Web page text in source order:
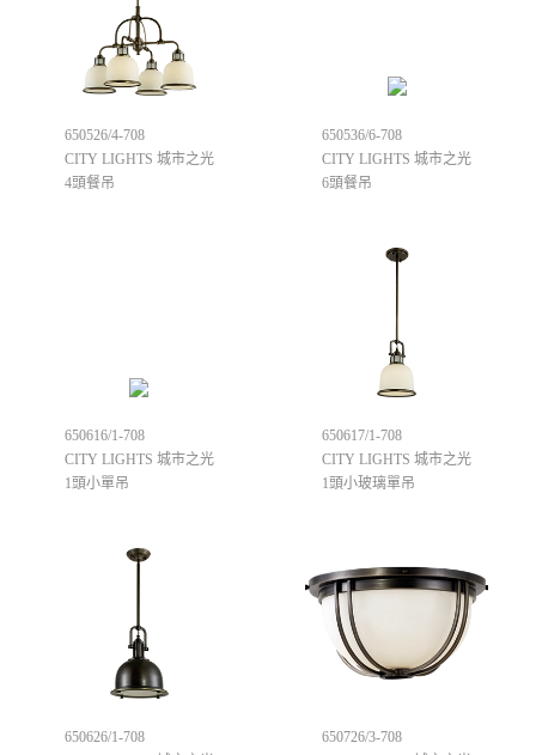
650526/4-708
CITY LIGHTS 城市之光
4頭餐吊
650536/6-708
CITY LIGHTS 城市之光
6頭餐吊
650616/1-708
CITY LIGHTS 城市之光
1頭小單吊
650617/1-708
CITY LIGHTS 城市之光
1頭小玻璃單吊
650626/1-708
650726/3-708